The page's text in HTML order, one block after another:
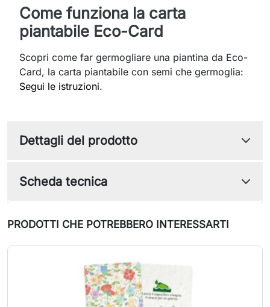
Come funziona la carta
piantabile Eco-Card
Scopri come far germogliare una piantina da Eco-
Card, la carta piantabile con semi che germoglia:
Segui le istruzioni.
Dettagli del prodotto
Scheda tecnica
PRODOTTI CHE POTREBBERO INTERESSARTI